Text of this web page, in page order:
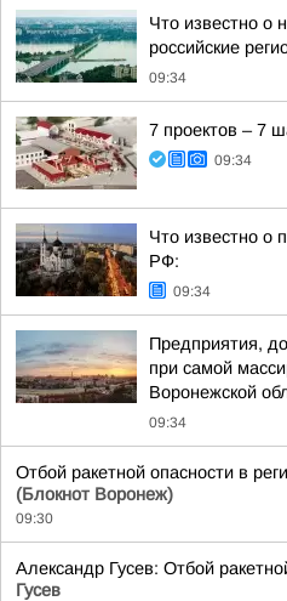
Что известно о
российские
09:34
7 проектов – 7
09:34
Что известно о
РФ:
09:34
Предприятия,
при самой
Воронежской
09:34
Отбой ракетной опасности в
(Блокнот Воронеж)
09:30
Александр Гусев: Отбой
Гусев